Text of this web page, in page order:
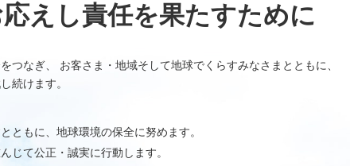
えし責任を果たすために
つなぎ、 お客さま・地域そして地球でくらすみなさまとともに、
続けます。
ともに、地球環境の保全に努めます。
じて公正・誠実に行動します。